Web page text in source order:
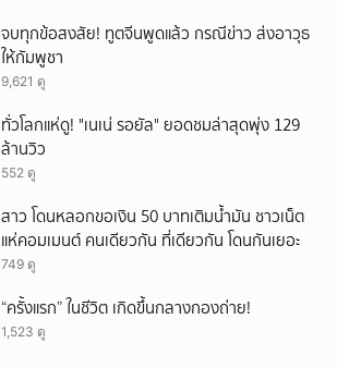
จบทุกข้อสงสัย! ทูตจีนพูดแล้ว กรณีข่าว ส่งอาวุธ
ให้กัมพูชา
9,621 ดู
ทั่วโลกแห่ดู! "เนเน่ รอยัล" ยอดชมล่าสุดพุ่ง 129
ล้านวิว
552 ดู
สาว โดนหลอกขอเงิน 50 บาทเติมน้ำมัน ชาวเน็ต
แห่คอมเมนต์ คนเดียวกัน ที่เดียวกัน โดนกันเยอะ
749 ดู
“ครั้งแรก” ในชีวิต เกิดขึ้นกลางกองถ่าย!
1,523 ดู